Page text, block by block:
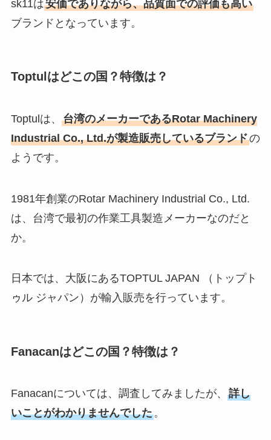
sk11は安価でありながら、品質面での評価も高い
ブランドとなっています。
Toptulはどこの国？特徴は？
Toptulは、 台湾のメーカーであるRotar Machinery
Industrial Co., Ltd.が製造販売しているブランドの
ようです。
1981年創業のRotar Machinery Industrial Co., Ltd.
は、台湾で最初の作業工具製造メーカーなのだと
か。
日本では、大阪にあるTOPTUL JAPAN （トップト
ゥル ジャパン）が輸入販売を行っています。
Fanacanはどこの国？特徴は？
Fanacanについては、調査してみましたが、 詳し
いことがわかりませんでした。